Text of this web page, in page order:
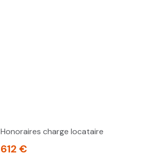
Honoraires charge locataire
612 €